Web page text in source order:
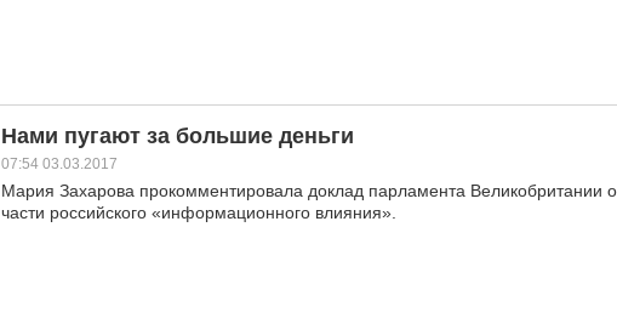
Нами пугают за большие деньги
07:54 03.03.2017
Мария Захарова прокомментировала доклад парламента Великобритании
части российского «информационного влияния».